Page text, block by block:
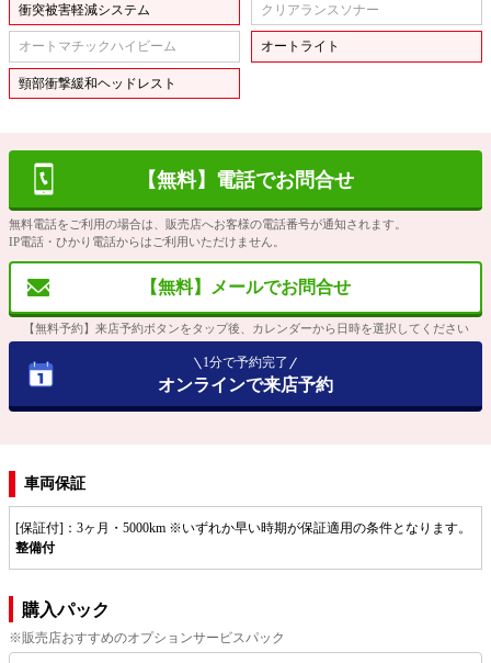
衝突被害軽減システム クリアランスソナー
オートマチックハイビーム オートライト
頸部衝撃緩和ヘッドレスト
【無料】電話でお問合せ
無料電話をご利用の場合は、販売店へお客様の電話番号が通知されます。
IP電話・ひかり電話からはご利用いただけません。
【無料】メールでお問合せ
【無料予約】来店予約ボタンをタップ後、カレンダーから日時を選択してください
1分で予約完了
オンラインで来店予約
車両保証
[保証付]：3ヶ月・5000km ※いずれか早い時期が保証適用の条件となります。
整備付
購入パック
※販売店おすすめのオプションサービスパック